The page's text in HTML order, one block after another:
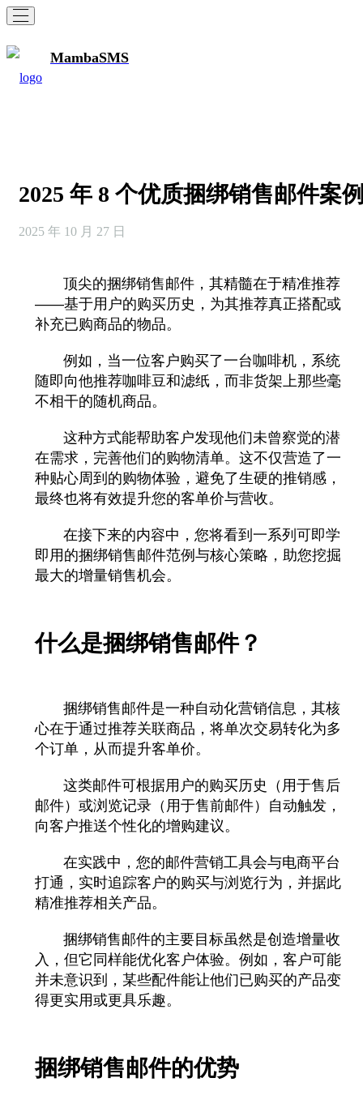
MambaSMS
2025 年 8 个优质捆绑销售邮件案
2025 年 10 月 27 日
顶尖的捆绑销售邮件，其精髓在于精准推荐
——基于用户的购买历史，为其推荐真正搭配或
补充已购商品的物品。
例如，当一位客户购买了一台咖啡机，系统
随即向他推荐咖啡豆和滤纸，而非货架上那些毫
不相干的随机商品。
这种方式能帮助客户发现他们未曾察觉的潜
在需求，完善他们的购物清单。这不仅营造了一
种贴心周到的购物体验，避免了生硬的推销感，
最终也将有效提升您的客单价与营收。
在接下来的内容中，您将看到一系列可即学
即用的捆绑销售邮件范例与核心策略，助您挖掘
最大的增量销售机会。
什么是捆绑销售邮件？
捆绑销售邮件是一种自动化营销信息，其核
心在于通过推荐关联商品，将单次交易转化为多
个订单，从而提升客单价。
这类邮件可根据用户的购买历史（用于售后
邮件）或浏览记录（用于售前邮件）自动触发，
向客户推送个性化的增购建议。
在实践中，您的邮件营销工具会与电商平台
打通，实时追踪客户的购买与浏览行为，并据此
精准推荐相关产品。
捆绑销售邮件的主要目标虽然是创造增量收
入，但它同样能优化客户体验。例如，客户可能
并未意识到，某些配件能让他们已购买的产品变
得更实用或更具乐趣。
捆绑销售邮件的优势